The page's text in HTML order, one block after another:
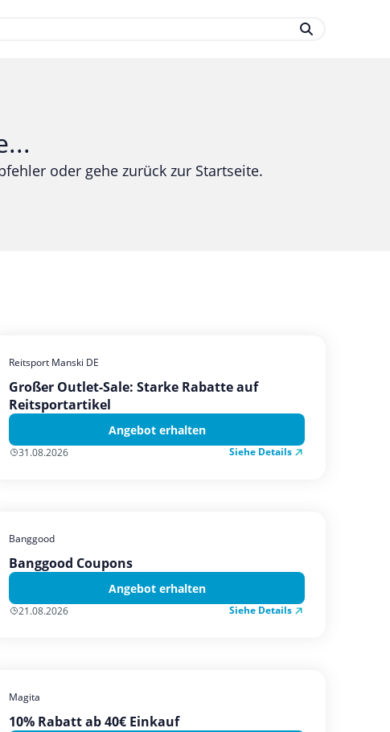
oder gehe zurück zur Startseite.
Reitsport Manski DE
Großer Outlet-Sale: Starke Rabatte auf
Reitsportartikel
Angebot erhalten
31.08.2026 Siehe Details
Banggood
Banggood Coupons
Angebot erhalten
21.08.2026 Siehe Details
Magita
10% Rabatt ab 40€ Einkauf